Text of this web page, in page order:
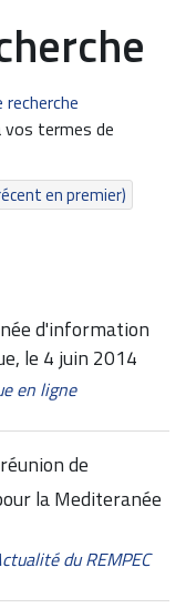
vos termes de
en premier)
d'information
le 4 juin 2014
en ligne
de
la Mediteranée
du REMPEC